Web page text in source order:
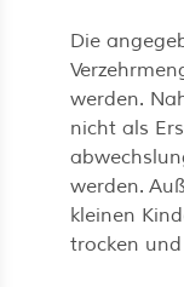
Die
werden.
nicht als
werden.
kleinen
trocken